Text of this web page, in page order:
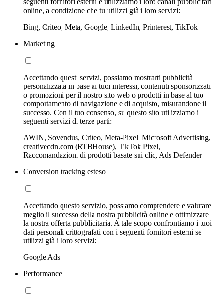
seguenti fornitori esterni e utilizziamo i loro canali pubblicitari
online, a condizione che tu utilizzi già i loro servizi:
Bing, Criteo, Meta, Google, LinkedIn, Printerest, TikTok
Marketing
Accettando questi servizi, possiamo mostrarti pubblicità
personalizzata in base ai tuoi interessi, contenuti sponsorizzati
o promozioni per il nostro sito web o prodotti in base al tuo
comportamento di navigazione e di acquisto, misurandone il
successo. Con il tuo consenso, su questo sito utilizziamo i
seguenti servizi di terze parti:
AWIN, Sovendus, Criteo, Meta-Pixel, Microsoft Advertising,
creativecdn.com (RTBHouse), TikTok Pixel,
Raccomandazioni di prodotti basate sui clic, Ads Defender
Conversion tracking esteso
Accettando questo servizio, possiamo comprendere e valutare
meglio il successo della nostra pubblicità online e ottimizzare
la nostra offerta pubblicitaria. A tale scopo confrontiamo i tuoi
dati personali crittografati con i seguenti fornitori esterni se
utilizzi già i loro servizi:
Google Ads
Performance